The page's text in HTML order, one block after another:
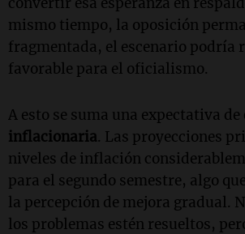
mismo tiempo, la oposición
fragmentada, el escenario podría
favorable para el oficialismo.
A esto se suma una expectativa de
inflacionaria. Las proyecciones
niveles de inflación
para el segundo semestre, algo
la percepción de mejora gradual.
los problemas estén resueltos,